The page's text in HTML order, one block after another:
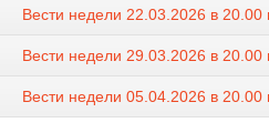
Вести недели 22.03.2026 в 20.00
Вести недели 29.03.2026 в 20.00
Вести недели 05.04.2026 в 20.00